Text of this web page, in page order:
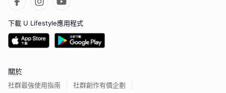
下載 U Lifestyle應用程式
關於
社群最強使用指南 社群創作有價企劃